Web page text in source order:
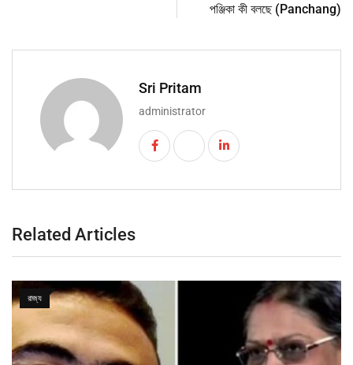
পঞ্জিকা কী বলছে (Panchang)
Sri Pritam
administrator
Related Articles
রাজ্য